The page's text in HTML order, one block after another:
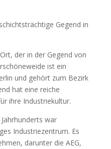
Gegend in
der in der Gegend von
ist ein
und gehört zum Bezirk
hat eine reiche
ihre Industriekultur.
war
Industriezentrum. Es
darunter die AEG,